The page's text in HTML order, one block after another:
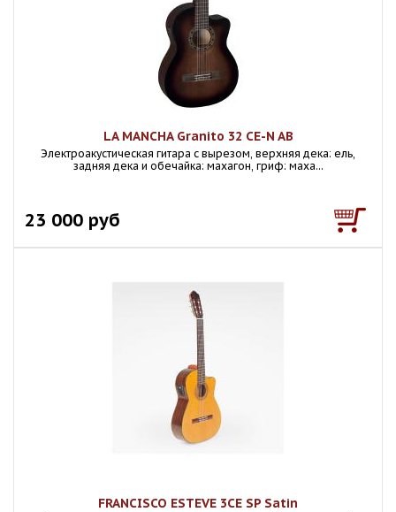
LA MANCHA Granito 32 CE-N AB
Электроакустическая гитара с вырезом, верхняя дека: ель,
задняя дека и обечайка: махагон, гриф: маха...
23 000 руб
FRANCISCO ESTEVE 3CE SP Satin